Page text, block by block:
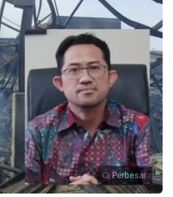
Perbesar